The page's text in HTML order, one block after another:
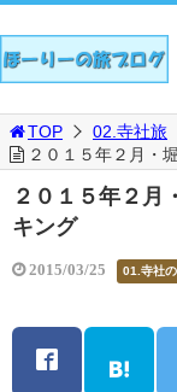
TOP 02.寺社旅
２０１５年２月・
２０１５年２月
キング
2015/03/25 01.寺社